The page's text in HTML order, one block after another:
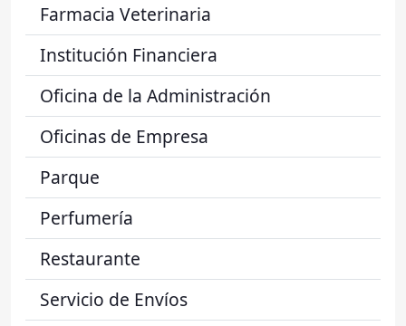
Farmacia Veterinaria
Institución Financiera
Oficina de la Administración
Oficinas de Empresa
Parque
Perfumería
Restaurante
Servicio de Envíos